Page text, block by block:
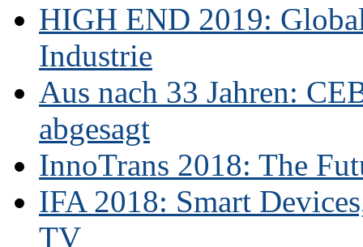
HIGH END 2019:
Industrie
Aus nach 33 Jahren:
abgesagt
InnoTrans 2018: The
IFA 2018: Smart
TV